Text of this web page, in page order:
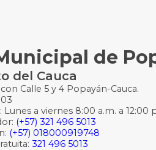
de
del Cauca
Calle 5 y 4 Popayán-Cauca.
a viernes 8:00 a.m. a 12:00
(+57) 321 496 5013
(+57) 018000919748
321 496 5013